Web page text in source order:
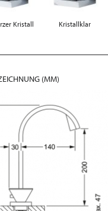
Kristall Kristallklar
(MM)